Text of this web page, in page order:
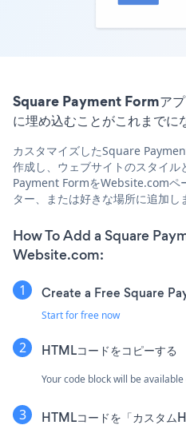
Square Payment Formア
に埋め込むことがこれまでに
カスタマイズしたSquare
作成し、ウェブサイトのスタイ
Payment FormをWebsite.comペ
ター、または好きな場所に追加し
How To Add a Square
Website.com:
Create a Free Square
Start for free now
HTMLコードをコピーする
Your code block will be
HTMLコードを「カスタム